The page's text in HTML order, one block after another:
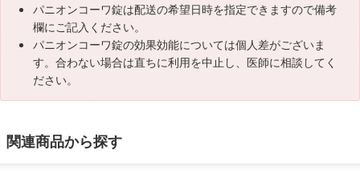
パニオンコーワ錠は配送の希望日時を指定できますので備考
欄にご記入ください。
パニオンコーワ錠の効果効能については個人差がございま
す。合わない場合は直ちに利用を中止し、医師に相談してく
ださい。
関連商品から探す